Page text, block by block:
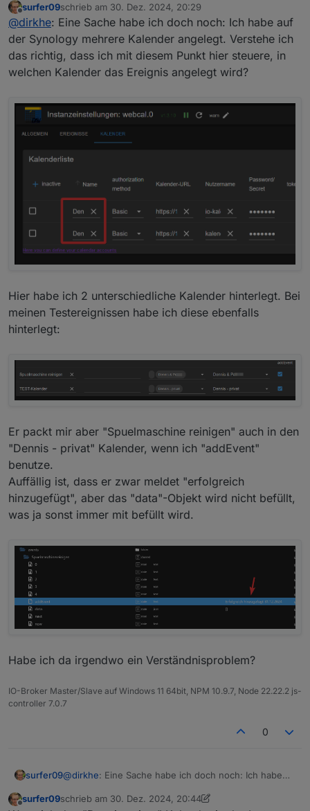
ins Feld. Du kannst auch ranges angeben, siehe doku
Offline
surfer09schrieb am 30. Dez. 2024, 20:29
zuletzt editiert von
@dirkhe: Eine Sache habe ich doch noch: Ich habe auf
der Synology mehrere Kalender angelegt. Verstehe ich
das richtig, dass ich mit diesem Punkt hier steuere, in
welchen Kalender das Ereignis angelegt wird?
Hier habe ich 2 unterschiedliche Kalender hinterlegt. Bei
meinen Testereignissen habe ich diese ebenfalls
hinterlegt:
Er packt mir aber "Spuelmaschine reinigen" auch in den
"Dennis - privat" Kalender, wenn ich "addEvent"
benutze.
Auffällig ist, dass er zwar meldet "erfolgreich
hinzugefügt", aber das "data"-Objekt wird nicht befüllt,
was ja sonst immer mit befüllt wird.
Habe ich da irgendwo ein Verständnisproblem?
IO-Broker Master/Slave auf Windows 11 64bit, NPM 10.9.7, Node 22.22.2 js-
controller 7.0.7
0
surfer09@dirkhe: Eine Sache habe ich doch noch: Ich habe
Verstehe ich das richtig, dass ich mit diesem Punkt
Offline
surfer09schrieb am 30. Dez. 2024, 20:44
zuletzt editiert von surfer09